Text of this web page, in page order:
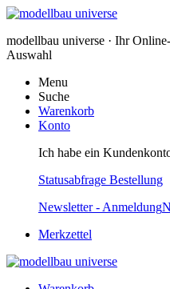
modellbau universe · Ihr
Auswahl
Menu
Suche
Warenkorb
Konto
Ich habe ein
Statusabfrage Bestellung
Newsletter - Anmeldung
Merkzettel